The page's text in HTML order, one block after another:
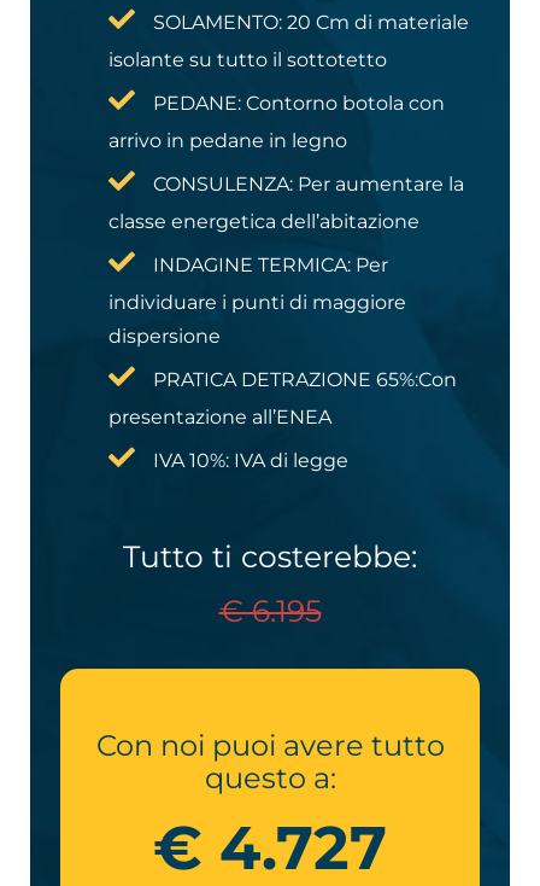
SOLAMENTO: 20 Cm di materiale
isolante su tutto il sottotetto
PEDANE: Contorno botola con
arrivo in pedane in legno
CONSULENZA: Per aumentare la
classe energetica dell’abitazione
INDAGINE TERMICA: Per
individuare i punti di maggiore
dispersione
PRATICA DETRAZIONE 65%:​Con
presentazione all’ENEA
IVA 10%: IVA di legge
Tutto ti costerebbe:
€ 6.195
Con noi puoi avere tutto
questo a:
€ 4.727